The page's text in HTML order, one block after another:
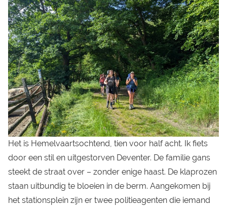
Het is Hemelvaartsochtend, tien voor half acht. Ik fiets
door een stil en uitgestorven Deventer. De familie gans
steekt de straat over – zonder enige haast. De klaprozen
staan uitbundig te bloeien in de berm. Aangekomen bij
het stationsplein zijn er twee politieagenten die iemand